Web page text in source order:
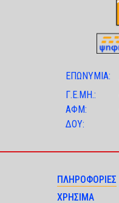
ΕΠΩΝΥΜΙΑ:
Γ.Ε.ΜΗ.:
ΑΦΜ:
ΔΟΥ:
ΠΛΗΡΟΦΟΡΙΕΣ
ΧΡΗΣΙΜΑ